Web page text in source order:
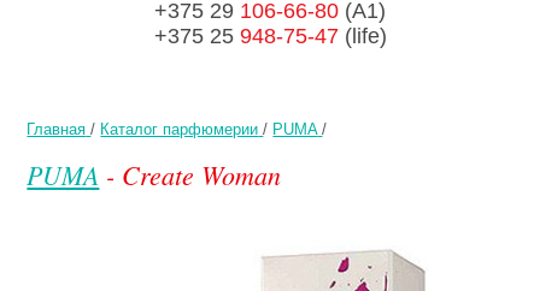
Главная / Каталог парфюмерии / PUMA /
PUMA - Create Woman
+375 29 106-66-80 (A1)
+375 25 948-75-47(life)